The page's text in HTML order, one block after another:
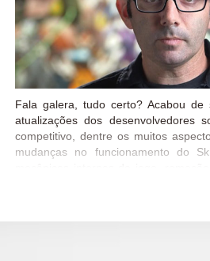
Fala galera, tudo certo? Acabou
atualizações dos desenvolvedores
competitivo, dentre os muitos
mudanças no funcionamento do